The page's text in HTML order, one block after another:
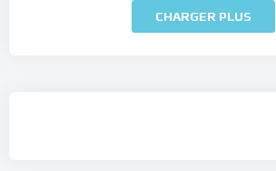
CHARGER PLUS